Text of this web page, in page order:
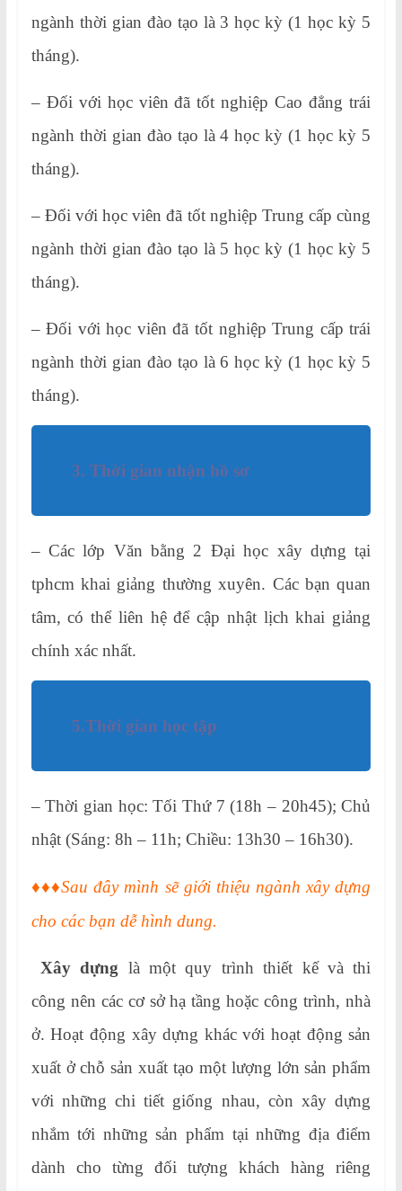
ngành thời gian đào tạo là 3 học kỳ (1 học kỳ 5
tháng).
– Đối với học viên đã tốt nghiệp Cao đẳng trái
ngành thời gian đào tạo là 4 học kỳ (1 học kỳ 5
tháng).
– Đối với học viên đã tốt nghiệp Trung cấp cùng
ngành thời gian đào tạo là 5 học kỳ (1 học kỳ 5
tháng).
– Đối với học viên đã tốt nghiệp Trung cấp trái
ngành thời gian đào tạo là 6 học kỳ (1 học kỳ 5
tháng).
3. Thời gian nhận hồ sơ
– Các lớp Văn bằng 2 Đại học xây dựng tại
tphcm khai giảng thường xuyên. Các bạn quan
tâm, có thể liên hệ để cập nhật lịch khai giảng
chính xác nhất.
5.Thời gian học tập
– Thời gian học: Tối Thứ 7 (18h – 20h45); Chủ
nhật (Sáng: 8h – 11h; Chiều: 13h30 – 16h30).
♦♦♦Sau đây mình sẽ giới thiệu ngành xây dựng
cho các bạn dễ hình dung.
Xây dựng là một quy trình thiết kế và thi
công nên các cơ sở hạ tầng hoặc công trình, nhà
ở. Hoạt động xây dựng khác với hoạt động sản
xuất ở chỗ sản xuất tạo một lượng lớn sản phẩm
với những chi tiết giống nhau, còn xây dựng
nhắm tới những sản phẩm tại những địa điểm
dành cho từng đối tượng khách hàng riêng